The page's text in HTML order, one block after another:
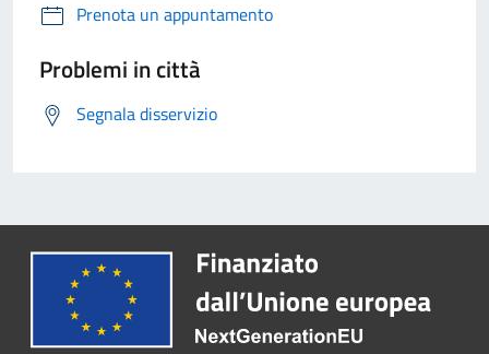
Prenota un appuntamento
Problemi in città
Segnala disservizio